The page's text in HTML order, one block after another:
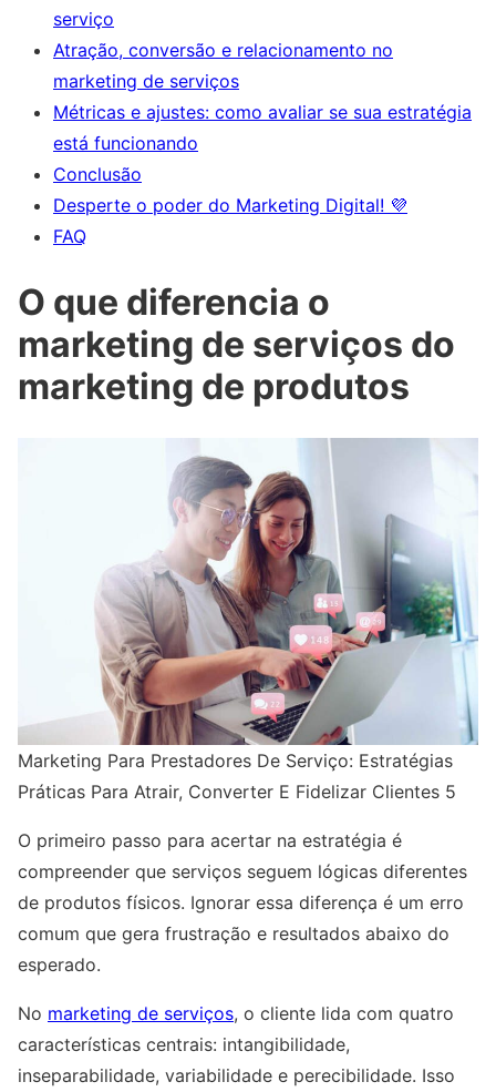
serviço
Atração, conversão e relacionamento no
marketing de serviços
Métricas e ajustes: como avaliar se sua estratégia
está funcionando
Conclusão
Desperte o poder do Marketing Digital! 💜
FAQ
O que diferencia o
marketing de serviços do
marketing de produtos
Marketing Para Prestadores De Serviço: Estratégias
Práticas Para Atrair, Converter E Fidelizar Clientes 5
O primeiro passo para acertar na estratégia é
compreender que serviços seguem lógicas diferentes
de produtos físicos. Ignorar essa diferença é um erro
comum que gera frustração e resultados abaixo do
esperado.
No marketing de serviços, o cliente lida com quatro
características centrais: intangibilidade,
inseparabilidade, variabilidade e perecibilidade. Isso